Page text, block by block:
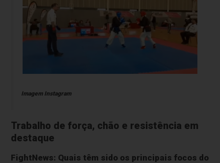
Imagem Instagram
Trabalho de força, chão e resistência em
destaque
FightNews: Quais têm sido os principais focos do